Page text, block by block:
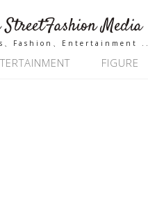
StreetFashion Media
、Fashion、Entertainment ..
FIGURE